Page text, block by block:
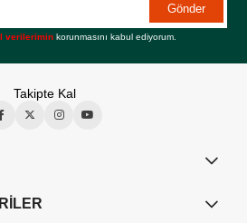
Gönder
verilerimin korunmasını kabul ediyorum.
Takipte Kal